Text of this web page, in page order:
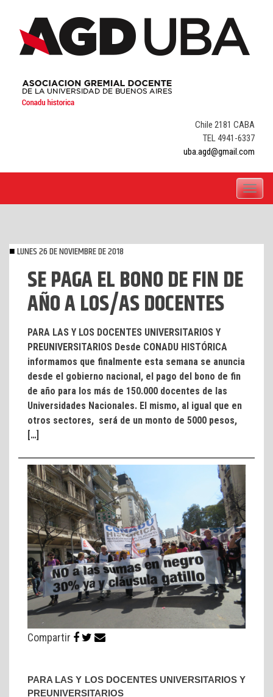
content
Chile 2181 CABA
TEL 4941-6337
uba.agd@gmail.com
Toggle
LUNES 26 DE NOVIEMBRE DE 2018
SE PAGA EL BONO DE FIN DE
AÑO A LOS/AS DOCENTES
PARA LAS Y LOS DOCENTES UNIVERSITARIOS Y
PREUNIVERSITARIOS Desde CONADU HISTÓRICA
informamos que finalmente esta semana se anuncia
desde el gobierno nacional, el pago del bono de fin
de año para los más de 150.000 docentes de las
Universidades Nacionales. El mismo, al igual que en
otros sectores, será de un monto de 5000 pesos,
[…]
Compartir
PARA LAS Y LOS DOCENTES UNIVERSITARIOS Y
PREUNIVERSITARIOS